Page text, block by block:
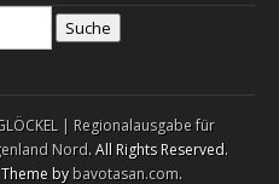
Suche
| Regionalausgabe für
Nord. All Rights Reserved.
bybavotasan.com.